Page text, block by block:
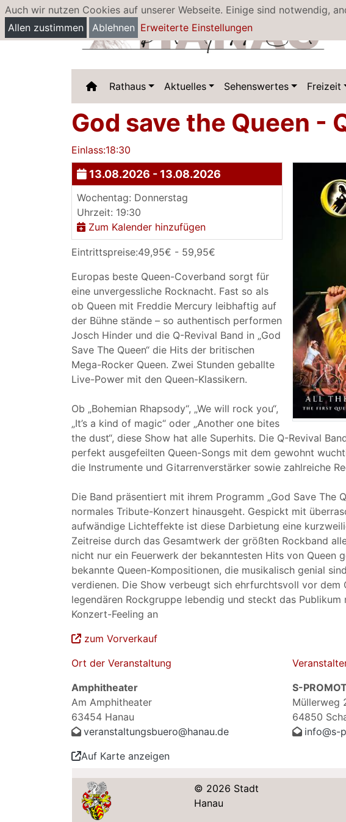
Auch wir nutzen Cookies auf unserer Webseite. Einige sind notwendig,
Allen zustimmen
Ablehnen Erweiterte Einstellungen
Rathaus Aktuelles Sehenswertes Freizeit
God save the Queen -
Einlass:18:30
13.08.2026 - 13.08.2026
Wochentag: Donnerstag
Uhrzeit: 19:30
Zum Kalender hinzufügen
Eintrittspreise:49,95€ - 59,95€
Europas beste Queen-Coverband sorgt für
eine unvergessliche Rocknacht. Fast so als
ob Queen mit Freddie Mercury leibhaftig auf
der Bühne stände – so authentisch performen
Josch Hinder und die Q-Revival Band in „God
Save The Queen“ die Hits der britischen
Mega-Rocker Queen. Zwei Stunden geballte
Live-Power mit den Queen-Klassikern.
Ob „Bohemian Rhapsody“, „We will rock you“,
„It’s a kind of magic“ oder „Another one bites
the dust“, diese Show hat alle Superhits. Die Q-Revival
perfekt ausgefeilten Queen-Songs mit dem gewohnt
die Instrumente und Gitarrenverstärker sowie zahlreiche
Die Band präsentiert mit ihrem Programm „God Save The
normales Tribute-Konzert hinausgeht. Gespickt mit
aufwändige Lichteffekte ist diese Darbietung eine
Zeitreise durch das Gesamtwerk der größten Rockband
nicht nur ein Feuerwerk der bekanntesten Hits von Queen
bekannte Queen-Kompositionen, die musikalisch genial
verdienen. Die Show verbeugt sich ehrfurchtsvoll vor dem
legendären Rockgruppe lebendig und steckt das
Konzert-Feeling an
zum Vorverkauf
Ort der Veranstaltung
Amphitheater
Am Amphitheater
63454 Hanau
veranstaltungsbuero@hanau.de
Auf Karte anzeigen
S-
Müllerweg
64850
info@s-
© 2026 Stadt
Hanau